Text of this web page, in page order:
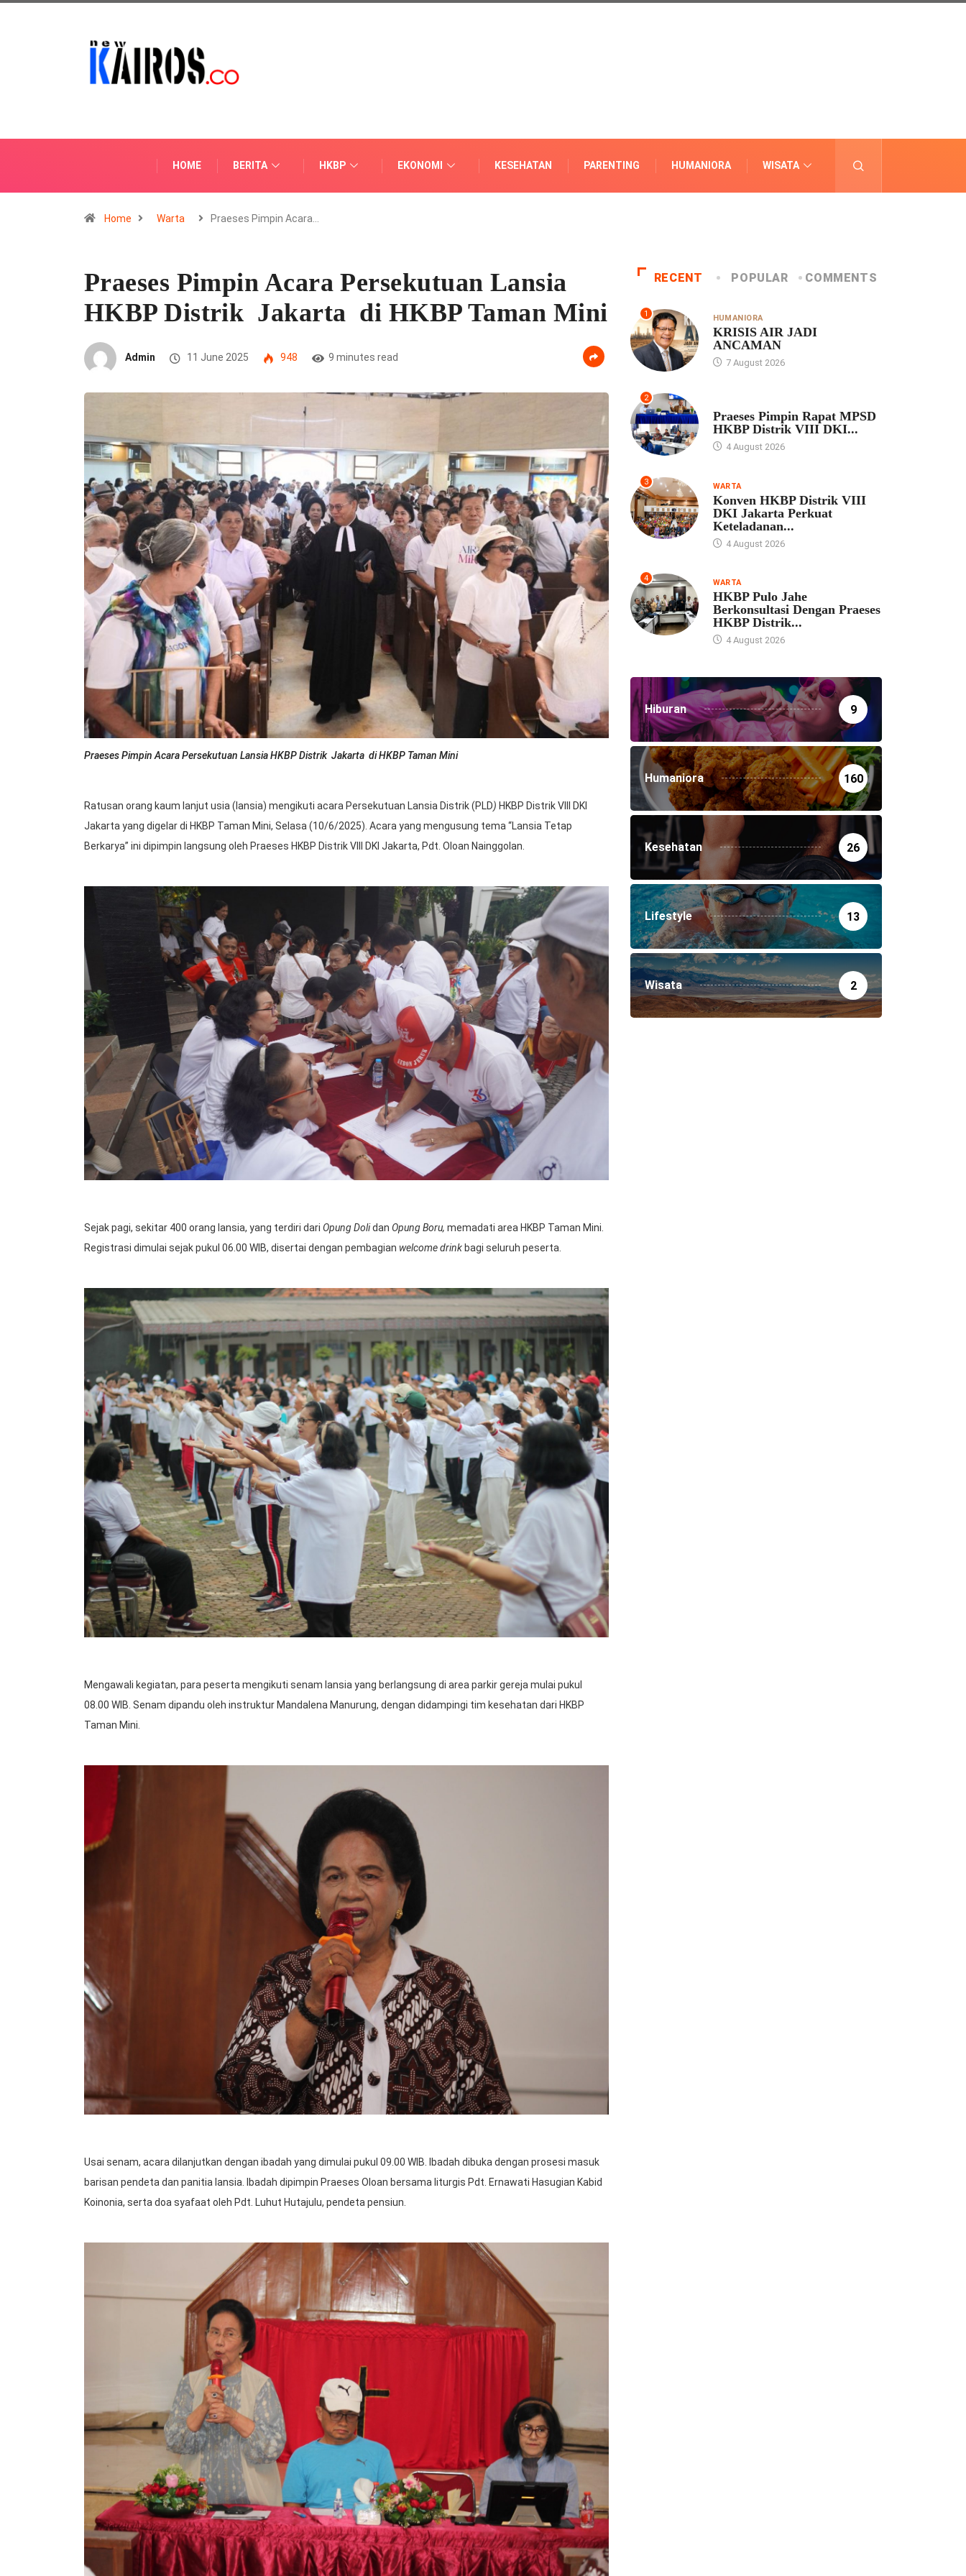
HOME BERITA HKBP EKONOMI KESEHATAN PARENTING HUMANIORA WISATA
Home Warta Praeses Pimpin Acara…
Praeses Pimpin Acara Persekutuan Lansia
HKBP Distrik Jakarta di HKBP Taman Mini
Admin 11 June 2025 948 9 minutes read
Praeses Pimpin Acara Persekutuan Lansia HKBP Distrik Jakarta di HKBP Taman Mini
Ratusan orang kaum lanjut usia (lansia) mengikuti acara Persekutuan Lansia Distrik (PLD) HKBP Distrik VIII DKI
Jakarta yang digelar di HKBP Taman Mini, Selasa (10/6/2025). Acara yang mengusung tema “Lansia Tetap
Berkarya” ini dipimpin langsung oleh Praeses HKBP Distrik VIII DKI Jakarta, Pdt. Oloan Nainggolan.
Sejak pagi, sekitar 400 orang lansia, yang terdiri dari Opung Dolidan Opung Boru, memadati area HKBP Taman Mini.
Registrasi dimulai sejak pukul 06.00 WIB, disertai dengan pembagian welcome drinkbagi seluruh peserta.
Mengawali kegiatan, para peserta mengikuti senam lansia yang berlangsung di area parkir gereja mulai pukul
08.00 WIB. Senam dipandu oleh instruktur Mandalena Manurung, dengan didampingi tim kesehatan dari HKBP
Taman Mini.
Usai senam, acara dilanjutkan dengan ibadah yang dimulai pukul 09.00 WIB. Ibadah dibuka dengan prosesi masuk
barisan pendeta dan panitia lansia. Ibadah dipimpin Praeses Oloan bersama liturgis Pdt. Ernawati Hasugian Kabid
Koinonia, serta doa syafaat oleh Pdt. Luhut Hutajulu, pendeta pensiun.
RECENT POPULAR COMMENTS
1 HUMANIORA
KRISIS AIR JADI
ANCAMAN
7 August 2026
2
Praeses Pimpin Rapat MPSD
HKBP Distrik VIII DKI...
4 August 2026
3 WARTA
Konven HKBP Distrik VIII
DKI Jakarta Perkuat
Keteladanan...
4 August 2026
4 WARTA
HKBP Pulo Jahe
Berkonsultasi Dengan Praeses
HKBP Distrik...
4 August 2026
Hiburan 9
Humaniora 160
Kesehatan 26
Lifestyle 13
Wisata 2